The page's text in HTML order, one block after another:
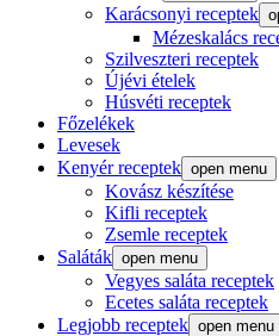
Karácsonyi receptek
Mézeskalács
Szilveszteri receptek
Újévi ételek
Húsvéti receptek
Főzelékek
Levesek
Kenyér receptek open menu
Kovász készítése
Kifli receptek
Zsemle receptek
Saláták open menu
Vegyes saláta receptek
Ecetes saláta receptek
Legjobb receptek open menu